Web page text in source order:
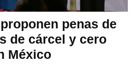
penas de
de cárcel y cero
México